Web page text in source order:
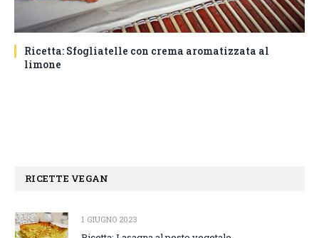
Ricetta: Sfogliatelle con crema aromatizzata al
limone
RICETTE VEGAN
1 GIUGNO 2023